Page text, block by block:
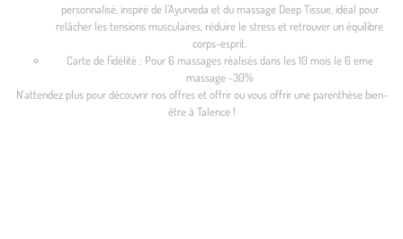
personnalisé, inspiré de l’Ayurveda et du massage Deep Tissue, idéal pour
relâcher les tensions musculaires, réduire le stress et retrouver un équilibre
corps-esprit.
Carte de fidélité : Pour 6 massages réalisés dans les 10 mois le 6 eme
massage -30%
N’attendez plus pour découvrir nos offres et offrir ou vous offrir une parenthèse bien-
être à Talence !